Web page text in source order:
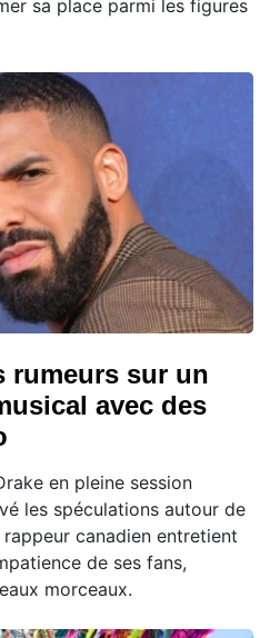
sa place parmi les figures
rumeurs sur un
avec des
en pleine session
les spéculations autour de
canadien entretient
de ses fans,
morceaux.